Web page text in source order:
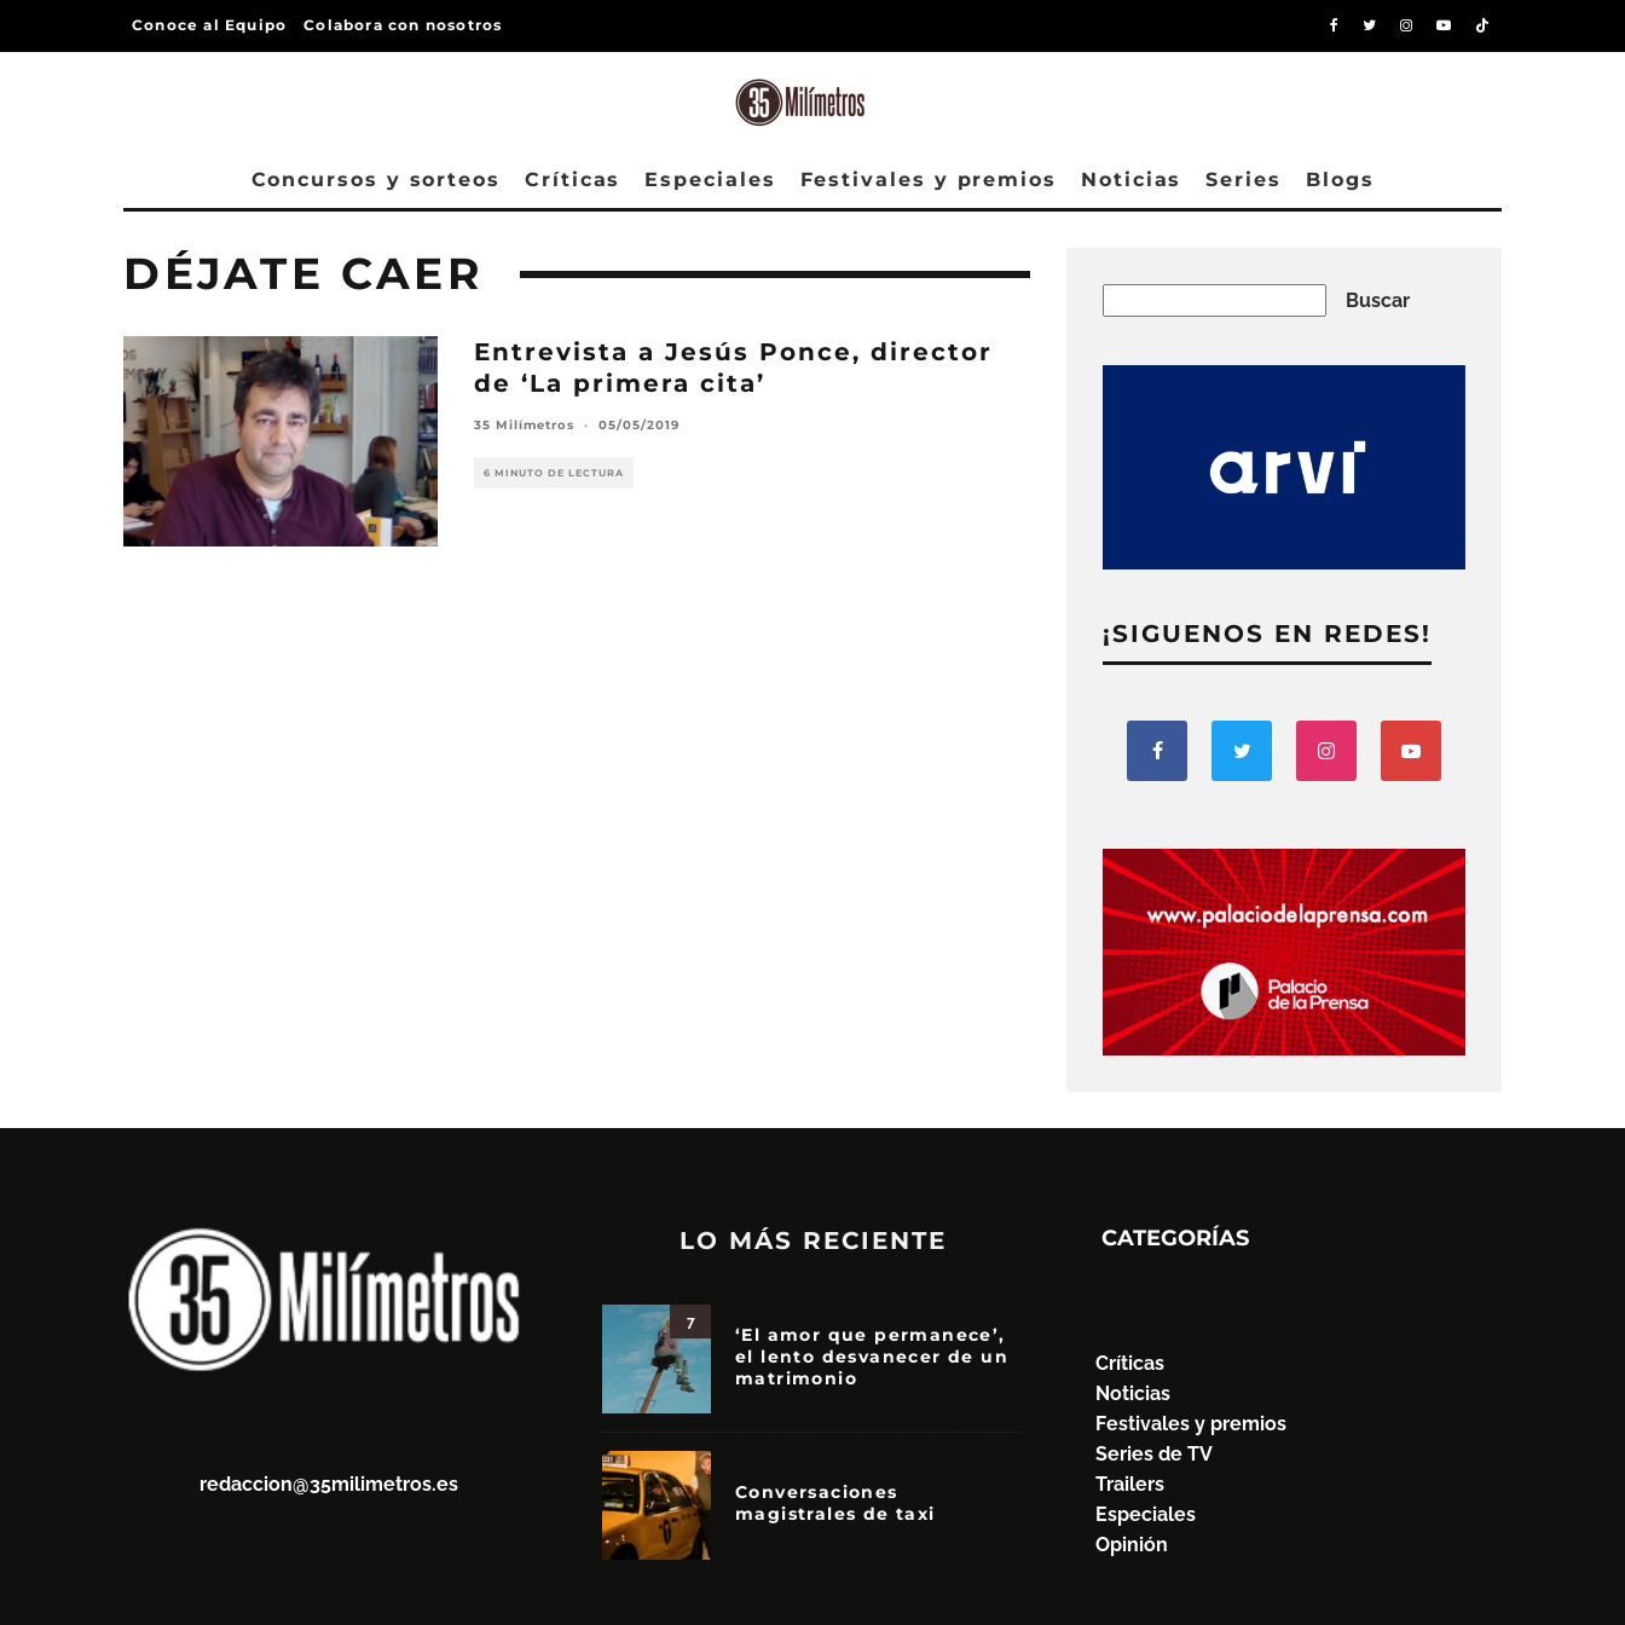
Conoce al Equipo Colabora con nosotros
Concursos y sorteos Críticas Especiales Festivales y premios Noticias Series Blogs
DÉJATE CAER
Entrevista a Jesús Ponce, director
de ‘La primera cita’
35 Milímetros · 05/05/2019
6 MINUTO DE LECTURA
Buscar
¡SIGUENOS EN REDES!
redaccion@35milimetros.es
LO MÁS RECIENTE
7
‘El amor que permanece’,
el lento desvanecer de un
matrimonio
Conversaciones
magistrales de taxi
CATEGORÍAS
Críticas
Noticias
Festivales y premios
Series de TV
Trailers
Especiales
Opinión